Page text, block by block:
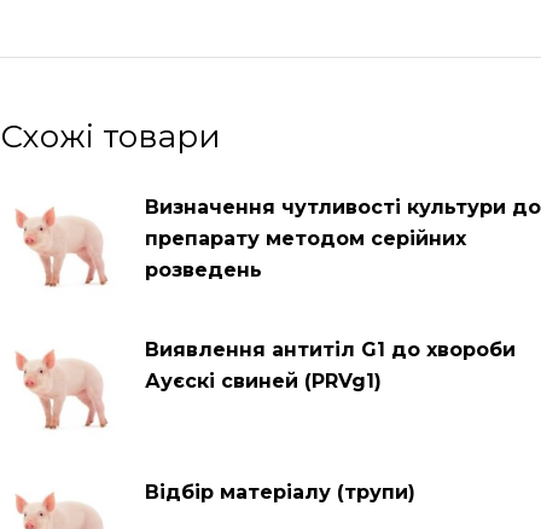
Схожі товари
Визначення чутливості культури до
препарату методом серійних
розведень
Виявлення антитіл G1 до хвороби
Ауєскі свиней (PRVg1)
Відбір матеріалу (трупи)